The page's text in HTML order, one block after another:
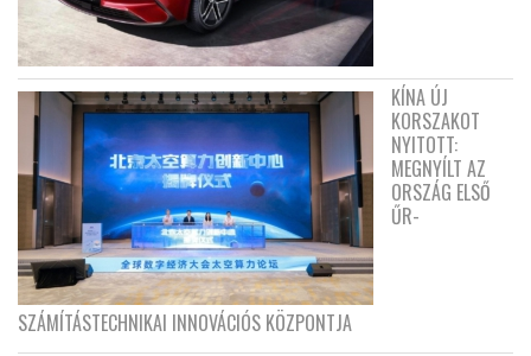
KÍNA ÚJ
KORSZAKOT
NYITOTT:
MEGNYÍLT AZ
ORSZÁG ELSŐ
ŰR-
SZÁMÍTÁSTECHNIKAI INNOVÁCIÓS KÖZPONTJA